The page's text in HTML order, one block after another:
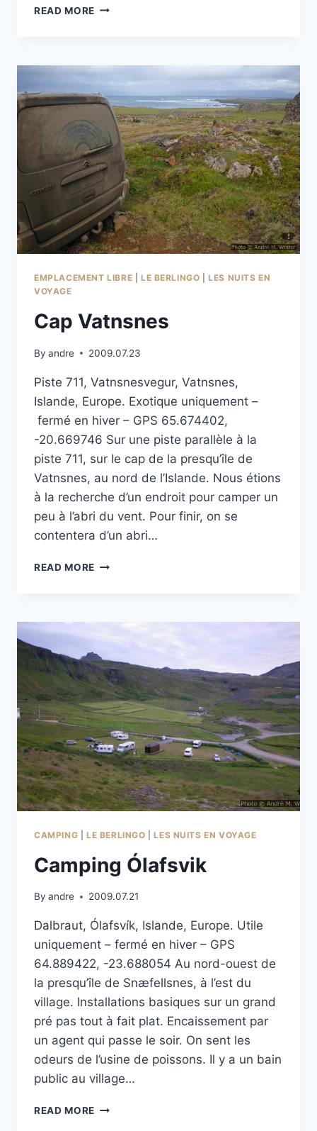
READ MORE CAMPING
EMPLACEMENT LIBRE LE BERLINGO |LES NUITS EN
VOYAGE
Cap Vatnsnes
By andre 2009.07.23
Piste 711, Vatnsnesvegur, Vatnsnes,
Islande, Europe. Exotique uniquement –
fermé en hiver – GPS 65.674402,
-20.669746 Sur une piste parallèle à la
piste 711, sur le cap de la presqu’île de
Vatnsnes, au nord de l’Islande. Nous étions
à la recherche d’un endroit pour camper un
peu à l’abri du vent. Pour finir, on se
contentera d’un abri…
READ MORE CAP VATNSNES
CAMPING LE BERLINGO |LES NUITS EN VOYAGE
Camping Ólafsvik
By andre 2009.07.21
Dalbraut, Ólafsvík, Islande, Europe. Utile
uniquement – fermé en hiver – GPS
64.889422, -23.688054 Au nord-ouest de
la presqu’île de Snæfellsnes, à l’est du
village. Installations basiques sur un grand
pré pas tout à fait plat. Encaissement par
un agent qui passe le soir. On sent les
odeurs de l’usine de poissons. Il y a un bain
public au village…
READ MORE CAMPING